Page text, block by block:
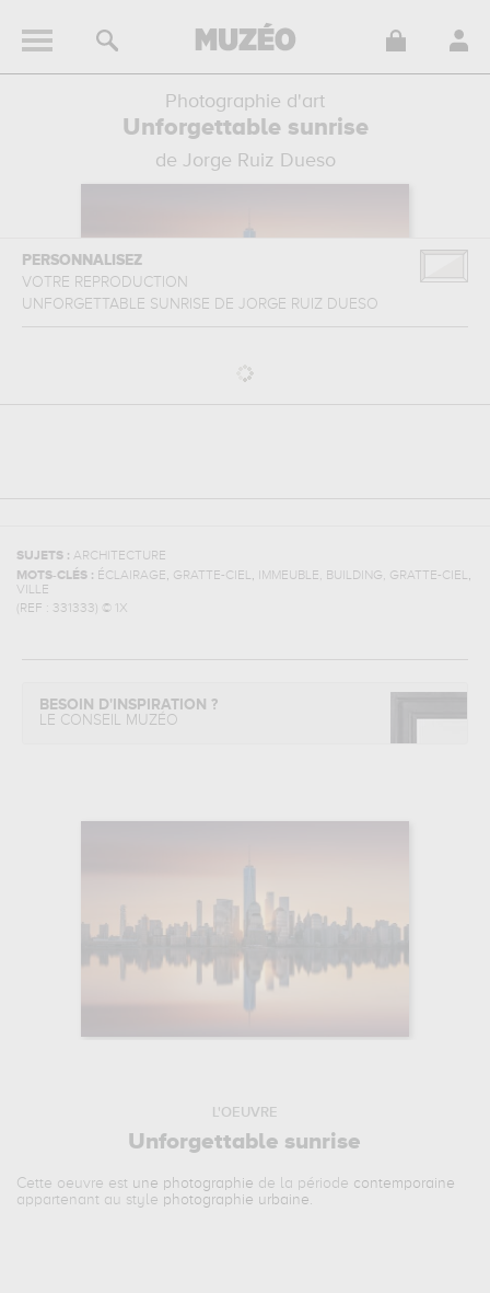
Photographie d'art
Unforgettable sunrise
de Jorge Ruiz Dueso
PERSONNALISEZ
VOTRE REPRODUCTION
UNFORGETTABLE SUNRISE DE JORGE RUIZ DUESO
SUJETS : ARCHITECTURE
MOTS-CLÉS : ÉCLAIRAGE, GRATTE-CIEL, IMMEUBLE, BUILDING, GRATTE-CIEL,
VILLE
(REF : 331333) © 1X
BESOIN D'INSPIRATION ?
LE CONSEIL MUZÉO
L'OEUVRE
Unforgettable sunrise
Cette oeuvre est une photographie de la période contemporaine
appartenant au style photographie urbaine.